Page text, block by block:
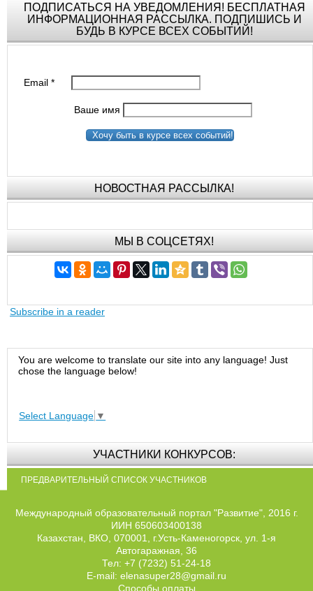
ПОДПИСАТЬСЯ НА УВЕДОМЛЕНИЯ! БЕСПЛАТНАЯ
ИНФОРМАЦИОННАЯ РАССЫЛКА. ПОДПИШИСЬ И
БУДЬ В КУРСЕ ВСЕХ СОБЫТИЙ!
Email*
Ваше имя
Хочу быть в курсе всех событий!
НОВОСТНАЯ РАССЫЛКА!
МЫ В СОЦСЕТЯХ!
Subscribe in a reader
You are welcome to translate our site into any language! Just
chose the language below!
Select Language ▼
УЧАСТНИКИ КОНКУРСОВ:
ПРЕДВАРИТЕЛЬНЫЙ СПИСОК УЧАСТНИКОВ
Международный образовательный портал "Развитие", 2016 г.
ИИН 650603400138
Казахстан, ВКО, 070001, г.Усть-Каменогорск, ул. 1-я
Автогаражная, 36
Тел: +7 (7232) 51-24-18
E-mail: elenasuper28@gmail.ru
Способы оплаты